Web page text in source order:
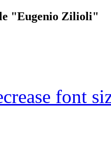
"Eugenio Zilioli"
font